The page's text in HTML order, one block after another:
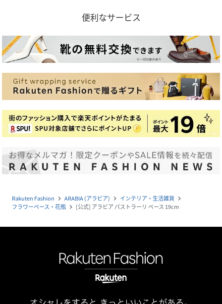
便利なサービス
Rakuten Fashion navigate_next ARABIA (アラビア) navigate_next インテリア・生活雑貨 navigate_next
フラワーベース・花瓶 navigate_next [公式] アラビア パストラーリ ベース 19cm